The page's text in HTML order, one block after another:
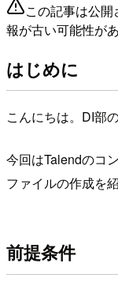
この記事は公
報が古い可能性が
はじめに
こんにちは。DI部
今回はTalendのコ
ファイルの作成を
前提条件